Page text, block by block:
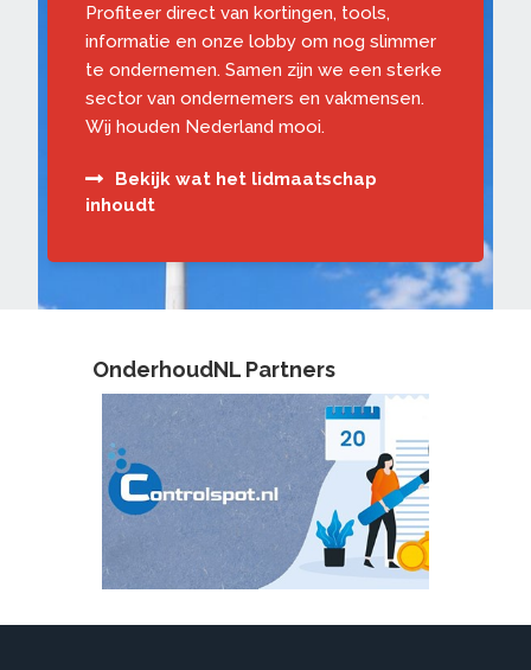
Profiteer direct van kortingen, tools,
informatie en onze lobby om nog slimmer
te ondernemen. Samen zijn we een sterke
sector van ondernemers en vakmensen.
Wij houden Nederland mooi.
Bekijk wat het lidmaatschap
inhoudt
OnderhoudNL Partners